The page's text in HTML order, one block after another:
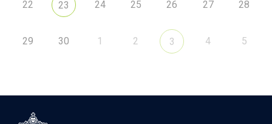
22 23 24 25 26 27 28
29 30 1 2 3 4 5